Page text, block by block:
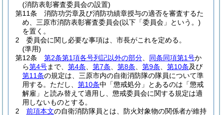
(消防表彰審査委員会の設置)
第11条
消防功労章及び消防功績章授与の適否を審査するた
め、三原市消防表彰審査委員会(以下「委員会」という。)
を置く。
2
委員会に関し必要な事項は、市長がこれを定める。
(準用)
第12条
第2条第1項各号列記以外の部分 同条同項第1号か
ら第4号まで、 第4条 第7条 第8条 第9条 第10条及び
第11条の規定は、三原市内の自衛消防隊の隊員について準
用する。 ただし、 第10条中「懲戒処分」とあるのは「懲戒
解雇」と読み替えて適用し、懲戒委員会に関する規定は適
用しないものとする。
2
前項本文の自衛消防隊員とは、防火対象物の関係者が維持